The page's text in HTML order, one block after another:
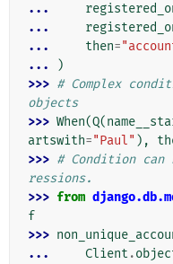
...
...
...
then=
...
)
>>> # Complex
objects
>>> When(Q(
artswith="Paul" ),
>>> # Condition can
ressions.
>>> from
f
>>>
...
Client .